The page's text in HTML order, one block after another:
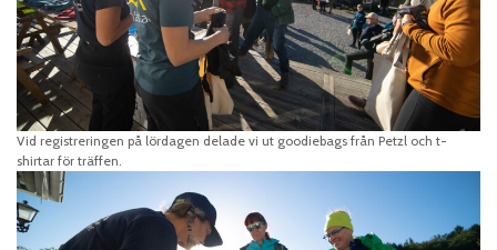
Vid registreringen på lördagen delade vi ut goodiebags från Petzl och t-
shirtar för träffen.